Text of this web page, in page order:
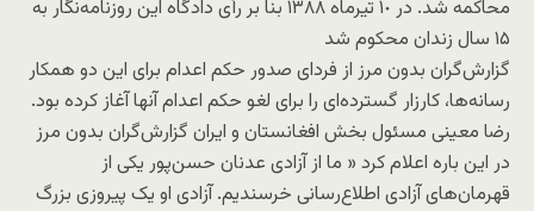
محاکمه‌ شد. در ١٠ تیرماه ١٣٨٨ بنا بر رأی دادگاه این روزنامه‌نگار به
١۵ سال زندان محکوم شد
گزارش‌گران بدون مرز از فردای صدور حکم اعدام برای این دو همکار
رسانه‌ها، کارزار گسترده‌ای را برای لغو حکم اعدام آنها آغاز کرده بود.
رضا معینی مسئول بخش افغانستان و ایران گزارش‌گران بدون مرز
در این باره اعلام کرد « ما از آزادی عدنان حسن‌پور یکی از
قهرمان‌های آزادی اطلاع‌رسانی خرسندیم. آزادی او یک پیروزی بزرگ